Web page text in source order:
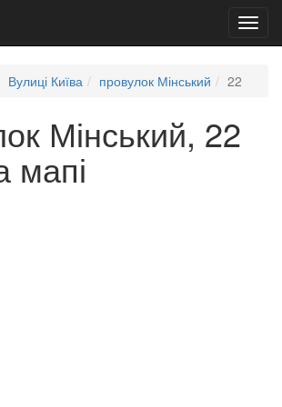
Вулиці Київа провулок Мінський 22
Мінський, 22
мапі